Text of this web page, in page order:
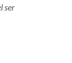
ser